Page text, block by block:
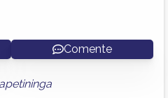
Comente